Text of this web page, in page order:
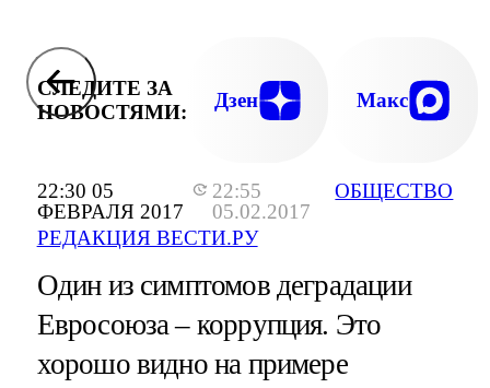
22:30 05
ФЕВРАЛЯ 2017
22:55
05.02.2017
РЕДАКЦИЯ ВЕСТИ.РУ
ОБЩЕСТВО
СЛЕДИТЕ ЗА
НОВОСТЯМИ:
Дзен Макс
Один из симптомов деградации
Евросоюза – коррупция. Это
хорошо видно на примере